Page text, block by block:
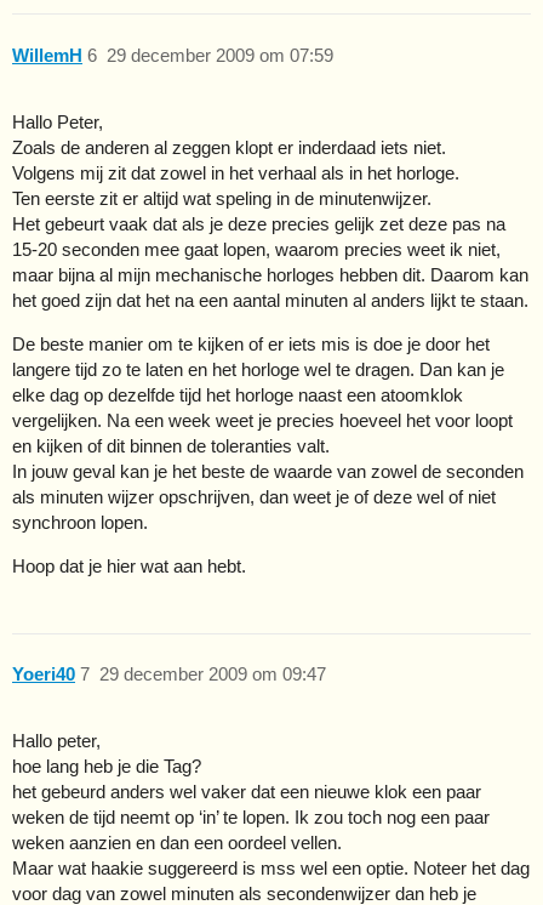
WillemH 29 december 2009 om 07:59
6
Hallo Peter,
Zoals de anderen al zeggen klopt er inderdaad iets niet.
Volgens mij zit dat zowel in het verhaal als in het horloge.
Ten eerste zit er altijd wat speling in de minutenwijzer.
Het gebeurt vaak dat als je deze precies gelijk zet deze pas na
15-20 seconden mee gaat lopen, waarom precies weet ik niet,
maar bijna al mijn mechanische horloges hebben dit. Daarom kan
het goed zijn dat het na een aantal minuten al anders lijkt te staan.
De beste manier om te kijken of er iets mis is doe je door het
langere tijd zo te laten en het horloge wel te dragen. Dan kan je
elke dag op dezelfde tijd het horloge naast een atoomklok
vergelijken. Na een week weet je precies hoeveel het voor loopt
en kijken of dit binnen de toleranties valt.
In jouw geval kan je het beste de waarde van zowel de seconden
als minuten wijzer opschrijven, dan weet je of deze wel of niet
synchroon lopen.
Hoop dat je hier wat aan hebt.
Yoeri40 29 december 2009 om 09:47
7
Hallo peter,
hoe lang heb je die Tag?
het gebeurd anders wel vaker dat een nieuwe klok een paar
weken de tijd neemt op ‘in’ te lopen. Ik zou toch nog een paar
weken aanzien en dan een oordeel vellen.
Maar wat haakie suggereerd is mss wel een optie. Noteer het dag
voor dag van zowel minuten als secondenwijzer dan heb je